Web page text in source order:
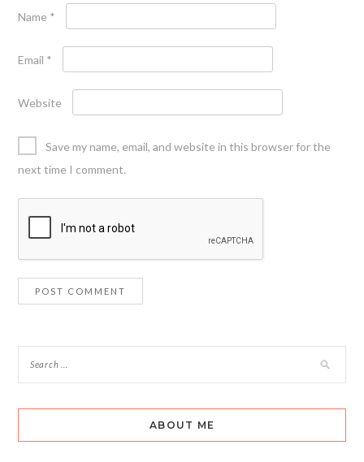
Name *
Email *
Website
Save my name, email, and website in this browser for the
next time I comment.
ABOUT ME